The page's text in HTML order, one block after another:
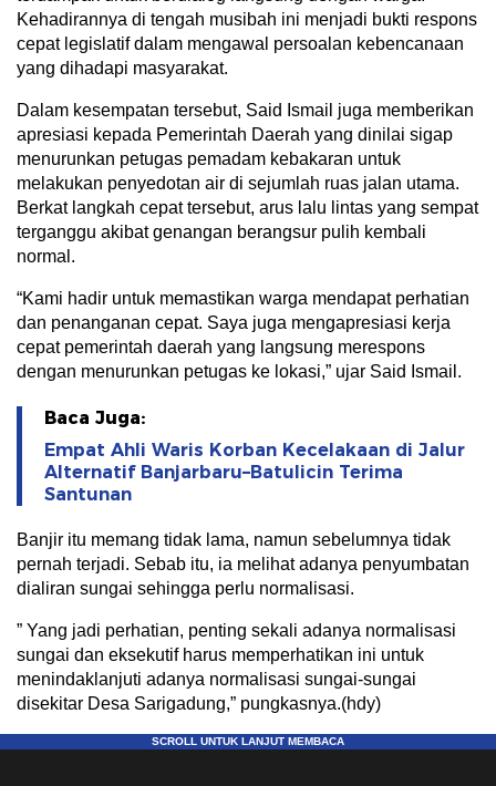
Kehadirannya di tengah musibah ini menjadi bukti respons
cepat legislatif dalam mengawal persoalan kebencanaan
yang dihadapi masyarakat.
Dalam kesempatan tersebut, Said Ismail juga memberikan
apresiasi kepada Pemerintah Daerah yang dinilai sigap
menurunkan petugas pemadam kebakaran untuk
melakukan penyedotan air di sejumlah ruas jalan utama.
Berkat langkah cepat tersebut, arus lalu lintas yang sempat
terganggu akibat genangan berangsur pulih kembali
normal.
“Kami hadir untuk memastikan warga mendapat perhatian
dan penanganan cepat. Saya juga mengapresiasi kerja
cepat pemerintah daerah yang langsung merespons
dengan menurunkan petugas ke lokasi,” ujar Said Ismail.
Baca Juga:
Empat Ahli Waris Korban Kecelakaan di Jalur
Alternatif Banjarbaru–Batulicin Terima
Santunan
Banjir itu memang tidak lama, namun sebelumnya tidak
pernah terjadi. Sebab itu, ia melihat adanya penyumbatan
dialiran sungai sehingga perlu normalisasi.
” Yang jadi perhatian, penting sekali adanya normalisasi
sungai dan eksekutif harus memperhatikan ini untuk
menindaklanjuti adanya normalisasi sungai-sungai
disekitar Desa Sarigadung,” pungkasnya.(hdy)